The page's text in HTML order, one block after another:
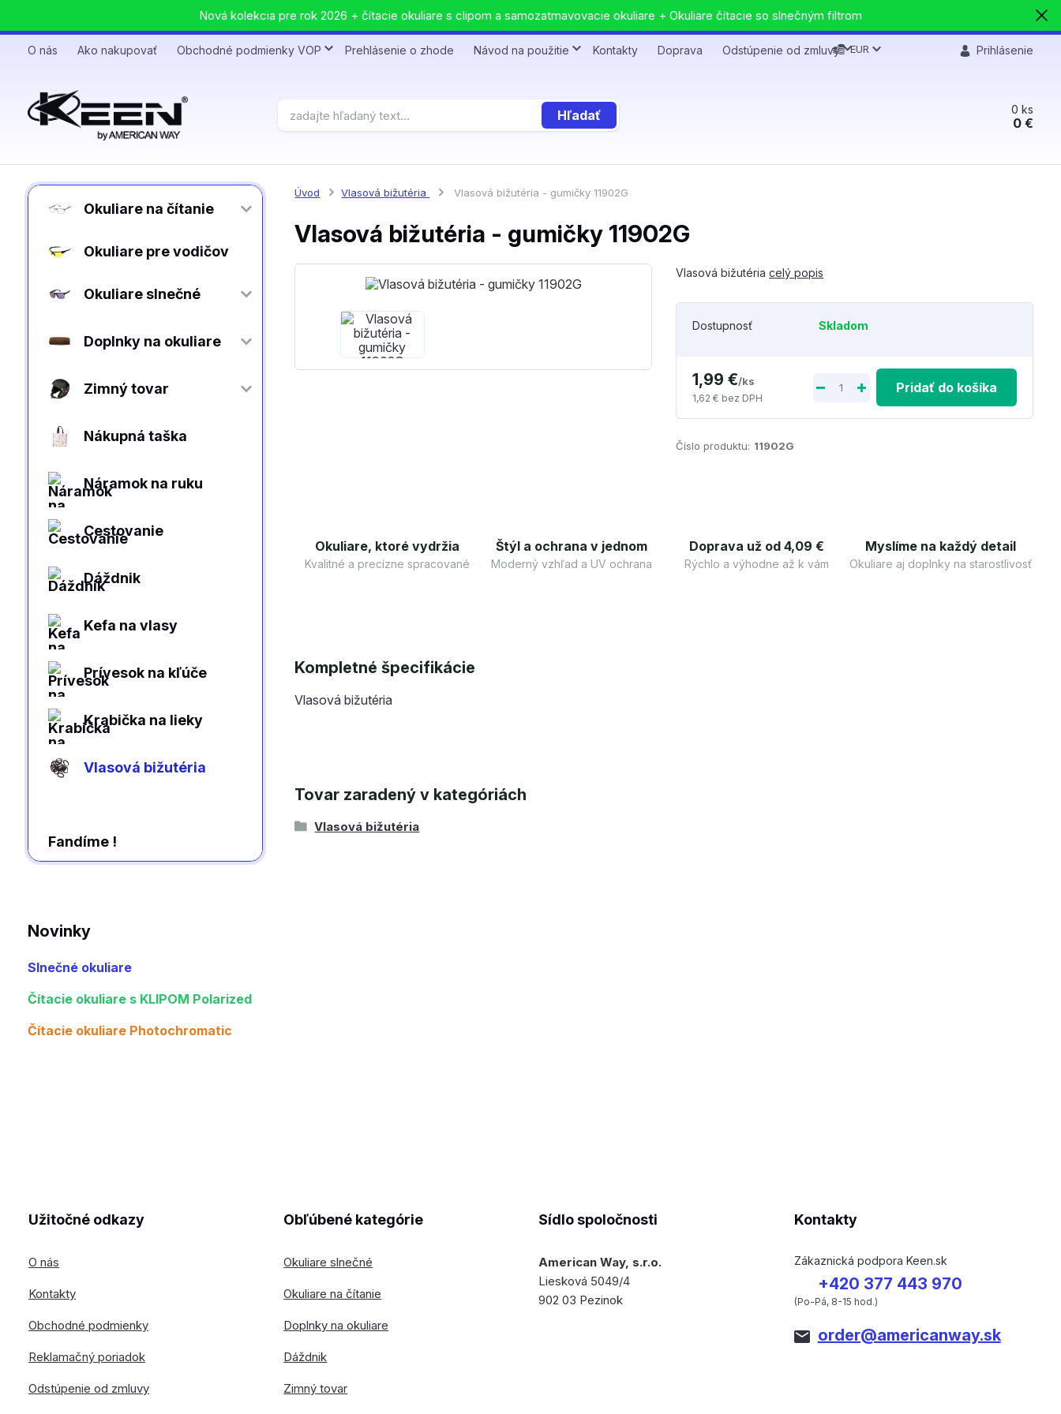
Nová kolekcia pre rok 2026 + čítacie okuliare s clipom a samozatmavovacie okuliare + Okuliare čítacie so slnečným filtrom
O nás Ako nakupovať Obchodné podmienky VOP Prehlásenie o zhode Návod na použitie Kontakty Doprava Odstúpenie od zmluvy EUR Prihlásenie
Hľadať 0 ks
0 €
Okuliare na čítanie
Okuliare pre vodičov
Okuliare slnečné
Doplnky na okuliare
Zimný tovar
Nákupná taška
Náramok na ruku
Cestovanie
Dáždnik
Kefa na vlasy
Prívesok na kľúče
Krabička na lieky
Vlasová bižutéria
Fandíme !
Novinky
Slnečné okuliare
Čítacie okuliare s KLIPOM Polarized
Čítacie okuliare Photochromatic
Úvod Vlasová bižutéria Vlasová bižutéria - gumičky 11902G
Vlasová bižutéria - gumičky 11902G
Vlasová bižutériacelý popis
Dostupnosť Skladom
1,99 €/ks
1,62 € bez DPH
Pridať do košíka
Číslo produktu: 11902G
Okuliare, ktoré vydržia
Kvalitné a precízne spracované
Štýl a ochrana v jednom
Moderný vzhľad a UV ochrana
Doprava už od 4,09 €
Rýchlo a výhodne až k vám
Myslíme na každý detail
Okuliare aj doplnky na starostlivosť
Kompletné špecifikácie
Vlasová bižutéria
Tovar zaradený v kategóriách
Vlasová bižutéria
Užitočné odkazy
O nás
Kontakty
Obchodné podmienky
Reklamačný poriadok
Odstúpenie od zmluvy
Obľúbené kategórie
Okuliare slnečné
Okuliare na čítanie
Doplnky na okuliare
Dáždnik
Zimný tovar
Sídlo spoločnosti
American Way, s.r.o.
Liesková 5049/4
902 03 Pezinok
Kontakty
Zákaznická podpora Keen.sk
+420 377 443 970
(Po-Pá, 8-15 hod.)
order@americanway.sk